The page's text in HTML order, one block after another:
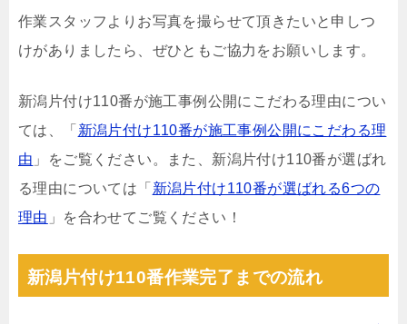
作業スタッフよりお写真を撮らせて頂きたいと申しつ
けがありましたら、ぜひともご協力をお願いします。
新潟片付け110番が施工事例公開にこだわる理由につい
ては、「 新潟片付け110番が施工事例公開にこだわる理
由 」をご覧ください。また、新潟片付け110番が選ばれ
る理由については「 新潟片付け110番が選ばれる6つの
理由 」を合わせてご覧ください！
新潟片付け110番作業完了までの流れ